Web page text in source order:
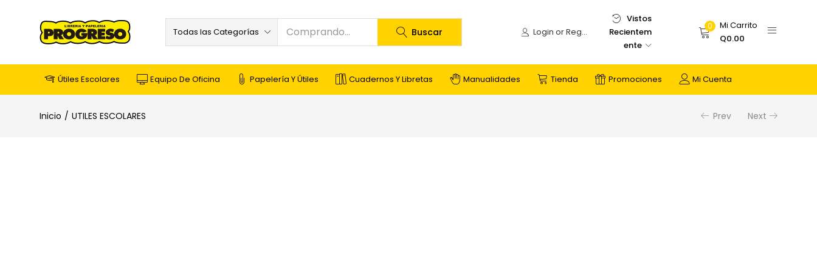
Todas las Categorías Buscar Login or Register
Vistos
Recientem
ente
0
Mi Carrito
Q0.00
Útiles Escolares Equipo De Oficina Papelería Y Útiles Cuadernos Y Libretas Manualidades Tienda Promociones Mi Cuenta
Inicio UTILES ESCOLARES Prev Next